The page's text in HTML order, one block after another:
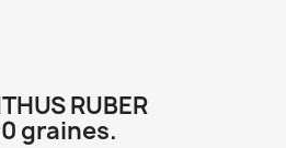
RUBER
graines.